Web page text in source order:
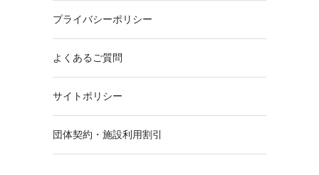
プライバシーポリシー
よくあるご質問
サイトポリシー
団体契約・施設利用割引